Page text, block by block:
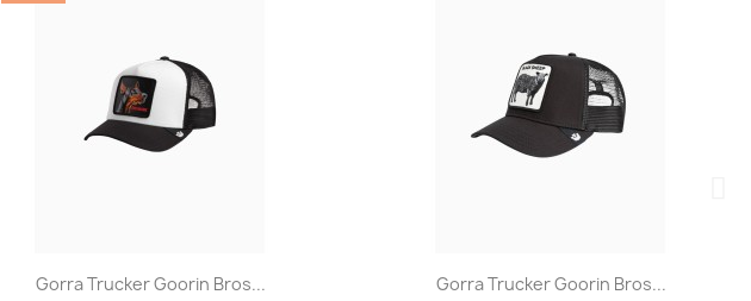
Vista rápida
Gorra Trucker Goorin Bros...
Vista rápida
Gorra Trucker Goorin Bros...